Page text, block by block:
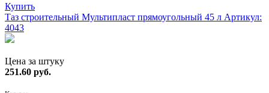
Купить
Таз строительный Мультипласт прямоугольный 45 л Артикул:
4043
Цена за штуку
251.60 руб.